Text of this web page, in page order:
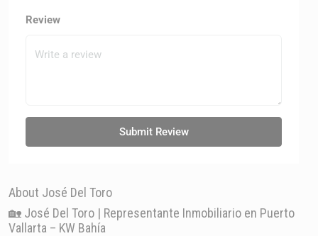
Review
Submit Review
About José Del Toro
🏡 José Del Toro | Representante Inmobiliario en Puerto
Vallarta – KW Bahía